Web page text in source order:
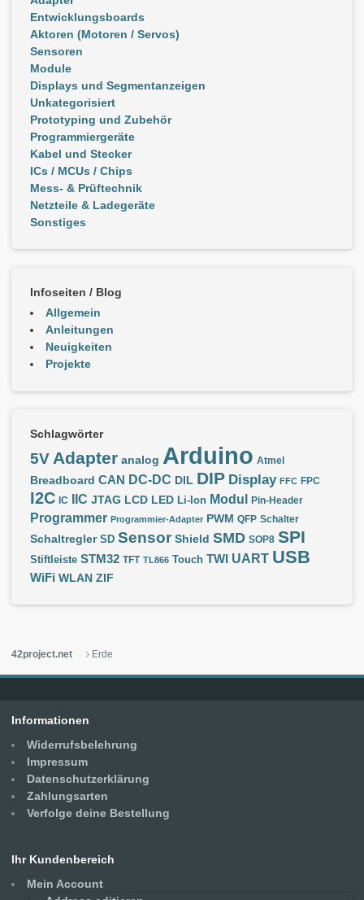
Entwicklungsboards
Aktoren (Motoren / Servos)
Sensoren
Module
Displays und Segmentanzeigen
Unkategorisiert
Prototyping und Zubehör
Programmiergeräte
Kabel und Stecker
ICs / MCUs / Chips
Mess- & Prüftechnik
Netzteile & Ladegeräte
Sonstiges
Infoseiten / Blog
Allgemein
Anleitungen
Neuigkeiten
Projekte
Schlagwörter
5V Adapter analog Arduino Atmel
Breadboard CAN DC-DC DIL DIP Display FFC FPC
I2C IC IIC JTAG LCD LED Li-Ion Modul Pin-Header
Programmer Programmier-Adapter PWM QFP Schalter
Schaltregler SD Sensor Shield SMD SOP8 SPI
Stiftleiste STM32 TFT TL866 Touch TWI UART USB
WiFi WLAN ZIF
42project.net Erde
Informationen
Widerrufsbelehrung
Impressum
Datenschutzerklärung
Zahlungsarten
Verfolge deine Bestellung
Ihr Kundenbereich
Mein Account